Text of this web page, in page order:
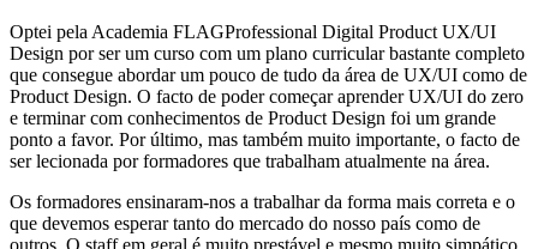
Optei pela Academia FLAGProfessional Digital Product UX/UI
Design por ser um curso com um plano curricular bastante completo
que consegue abordar um pouco de tudo da área de UX/UI como de
Product Design. O facto de poder começar aprender UX/UI do zero
e terminar com conhecimentos de Product Design foi um grande
ponto a favor. Por último, mas também muito importante, o facto de
ser lecionada por formadores que trabalham atualmente na área.
Os formadores ensinaram-nos a trabalhar da forma mais correta e o
que devemos esperar tanto do mercado do nosso país como de
outros. O staff em geral é muito prestável e mesmo muito simpático,